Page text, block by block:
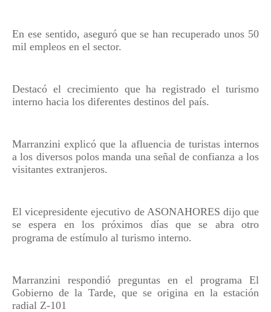
En ese sentido, aseguró que se han recuperado unos 50
mil empleos en el sector.
Destacó el crecimiento que ha registrado el turismo
interno hacia los diferentes destinos del país.
Marranzini explicó que la afluencia de turistas internos
a los diversos polos manda una señal de confianza a los
visitantes extranjeros.
El vicepresidente ejecutivo de ASONAHORES dijo que
se espera en los próximos días que se abra otro
programa de estímulo al turismo interno.
Marranzini respondió preguntas en el programa El
Gobierno de la Tarde, que se origina en la estación
radial Z-101